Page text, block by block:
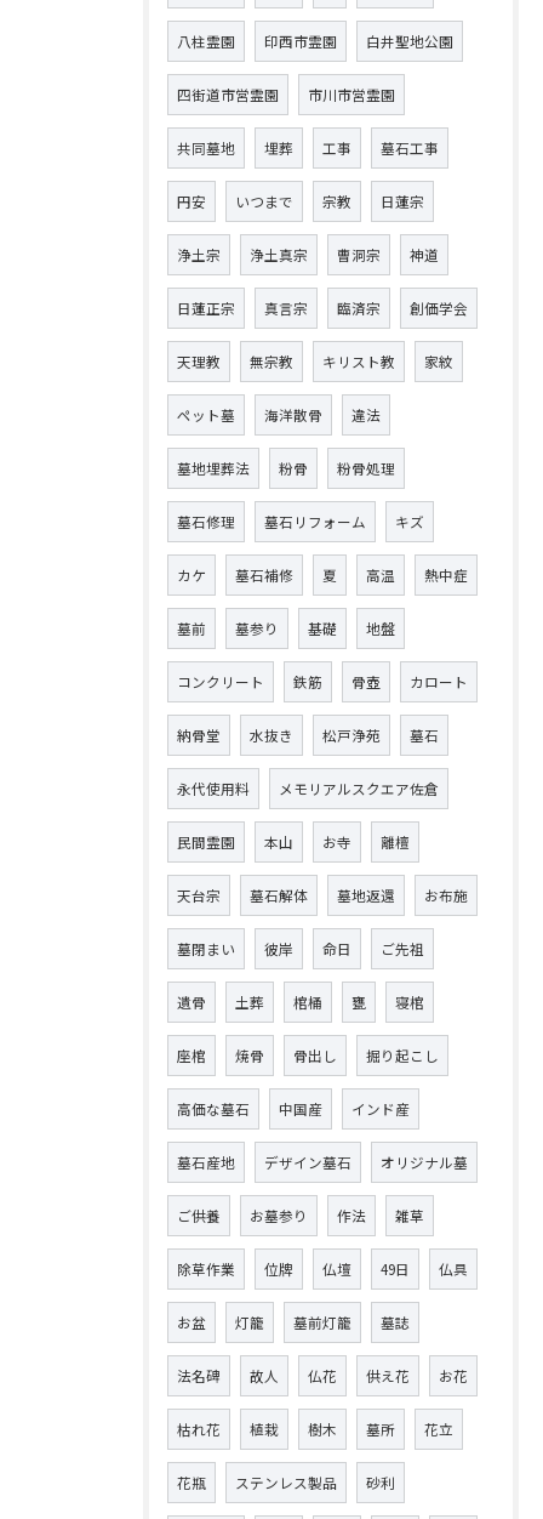
八柱霊園 印西市霊園 白井聖地公園
四街道市営霊園 市川市営霊園
共同墓地 埋葬 工事 墓石工事
円安 いつまで 宗教 日蓮宗
浄土宗 浄土真宗 曹洞宗 神道
日蓮正宗 真言宗 臨済宗 創価学会
天理教 無宗教 キリスト教 家紋
ペット墓 海洋散骨 違法
墓地埋葬法 粉骨 粉骨処理
墓石修理 墓石リフォーム キズ
カケ 墓石補修 夏 高温 熱中症
墓前 墓参り 基礎 地盤
コンクリート 鉄筋 骨壺 カロート
納骨堂 水抜き 松戸浄苑 墓石
永代使用料 メモリアルスクエア佐倉
民間霊園 本山 お寺 離檀
天台宗 墓石解体 墓地返還 お布施
墓閉まい 彼岸 命日 ご先祖
遺骨 土葬 棺桶 甕 寝棺
座棺 焼骨 骨出し 掘り起こし
高価な墓石 中国産 インド産
墓石産地 デザイン墓石 オリジナル墓
ご供養 お墓参り 作法 雑草
除草作業 位牌 仏壇 49日 仏具
お盆 灯籠 墓前灯籠 墓誌
法名碑 故人 仏花 供え花 お花
枯れ花 植栽 樹木 墓所 花立
花瓶 ステンレス製品 砂利